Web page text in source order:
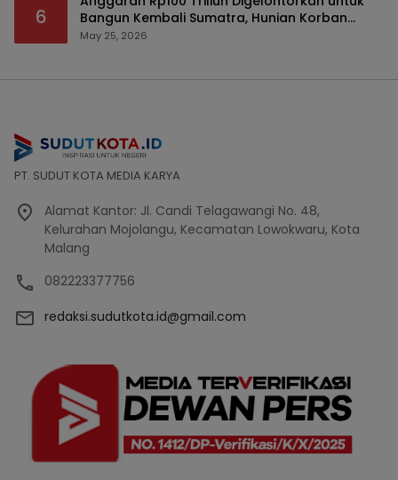
6
Bangun Kembali Sumatra, Hunian Korban
Bencana Bakal Difokuskan
May 25, 2026
PT. SUDUT KOTA MEDIA KARYA
Alamat Kantor: Jl. Candi Telagawangi No. 48,
Kelurahan Mojolangu, Kecamatan Lowokwaru, Kota
Malang
082223377756
redaksi.sudutkota.id@gmail.com